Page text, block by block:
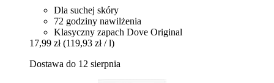
Dla suchej skóry
72 godziny nawilżenia
Klasyczny zapach Dove Original
17,99 zł (119,93 zł / l)
Dostawa do 12 sierpnia